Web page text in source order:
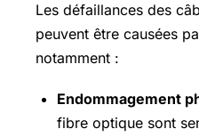
Les défaillances des
peuvent être causées
notamment :
Endommagement
fibre optique sont